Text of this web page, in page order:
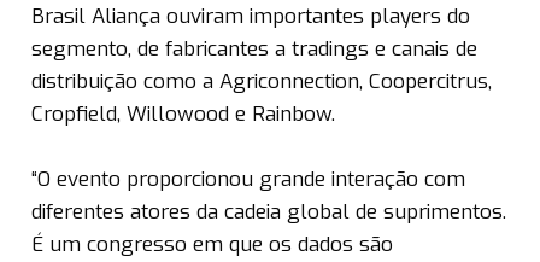
Brasil Aliança ouviram importantes players do
segmento, de fabricantes a tradings e canais de
distribuição como a Agriconnection, Coopercitrus,
Cropfield, Willowood e Rainbow.
“O evento proporcionou grande interação com
diferentes atores da cadeia global de suprimentos.
É um congresso em que os dados são